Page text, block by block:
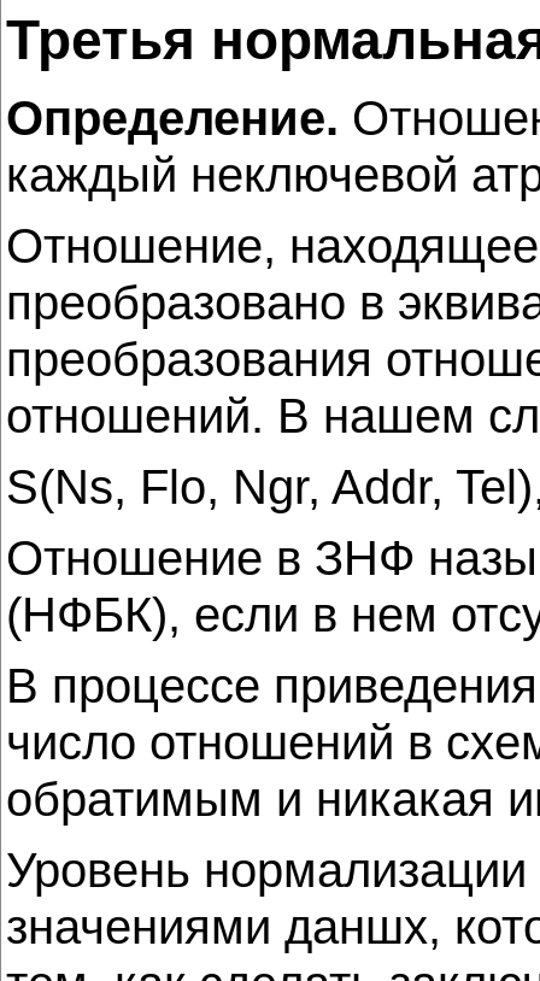
Третья
Определение.
каждый неключевой
Отношение,
преобразовано в
преобразования
отношений. В нашем
S(Ns, Flo, Ngr, Addr,
Отношение в ЗНФ
(НФБК), если в нем
В процессе
число отношений в
обратимым и никакая
Уровень
значениями даншх,